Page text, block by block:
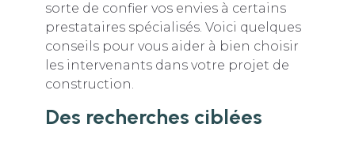
sorte de confier vos envies à certains
prestataires spécialisés. Voici quelques
conseils pour vous aider à bien choisir
les intervenants dans votre projet de
construction.
Des recherches ciblées